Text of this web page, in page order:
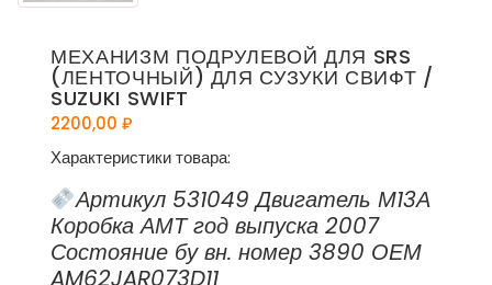
МЕХАНИЗМ ПОДРУЛЕВОЙ ДЛЯ SRS
(ЛЕНТОЧНЫЙ) ДЛЯ СУЗУКИ СВИФТ /
SUZUKI SWIFT
2200,00 ₽
Характеристики товара:
Артикул 531049 Двигатель М13А
Коробка АМТ год выпуска 2007
Состояние бу вн. номер 3890 ОЕМ
AM62JAR073D11